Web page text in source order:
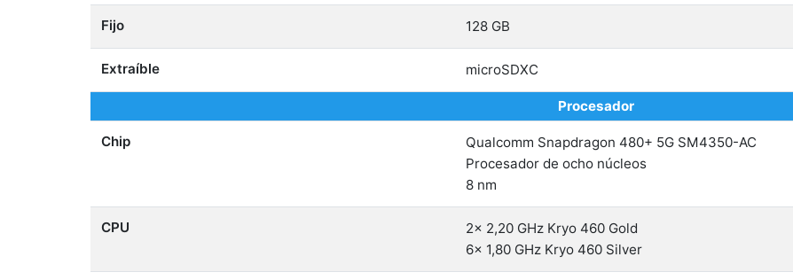
Fijo 128 GB
Extraíble microSDXC
Procesador
Chip
Qualcomm Snapdragon 480+ 5G SM4350-AC
Procesador de ocho núcleos
8 nm
CPU
2x 2,20 GHz Kryo 460 Gold
6x 1,80 GHz Kryo 460 Silver